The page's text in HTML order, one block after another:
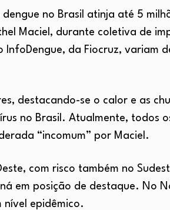
no Brasil atinja até 5
Maciel, durante coletiva de
da Fiocruz, variam
destacando-se o calor e as
no Brasil. Atualmente, todos
“incomum” por Maciel.
com risco também no
em posição de destaque. No
nível epidêmico.